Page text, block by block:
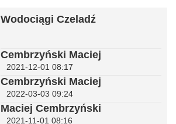
Wodociągi Czeladź
Cembrzyński Maciej
2021-12-01 08:17
Cembrzyński Maciej
2022-03-03 09:24
Maciej Cembrzyński
2021-11-01 08:16